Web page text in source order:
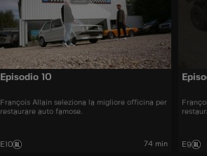
Episodio 10
François Allain seleziona la migliore officina per
restaurare auto famose.
E10 74 min E9